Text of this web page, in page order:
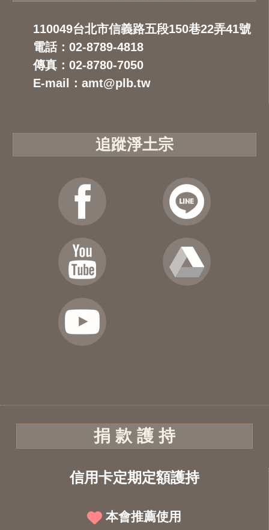
110049台北市信義路五段150巷22弄41號
電話：02-8789-4818
傳真：02-8780-7050
E-mail：amt@plb.tw
追蹤淨土宗
捐 款 護 持
信用卡定期定額護持
本會推薦使用